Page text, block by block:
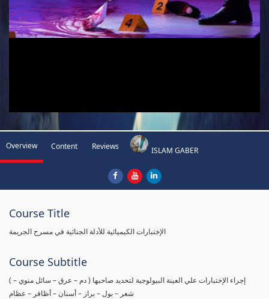
Overview Content Reviews ISLAM GABER
Course Title
الإختبارات الكيميائية للأدلة الجنائية في مسرح الجريمة
Course Subtitle
( إجراء الإختبارات علي العينة البيولوجية لتحديد صاحبها ( دم – عرق – سائل منوي –
شعر – بول – براز – أسنان – أظافر – عظام